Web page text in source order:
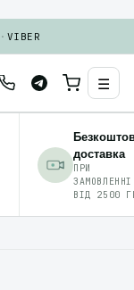
· VIBER
☰
доставка
ПРИ
ЗАМОВЛЕННІ
ВІД 2500